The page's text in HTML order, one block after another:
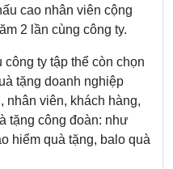
cao nhân viên cộng
2 lần cùng công ty.
ty tập thể còn chọn
tặng doanh nghiệp
nhân viên, khách hàng,
tặng công đoàn: như
hiểm quà tặng, balo quà